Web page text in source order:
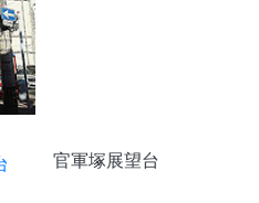
官軍塚展望台